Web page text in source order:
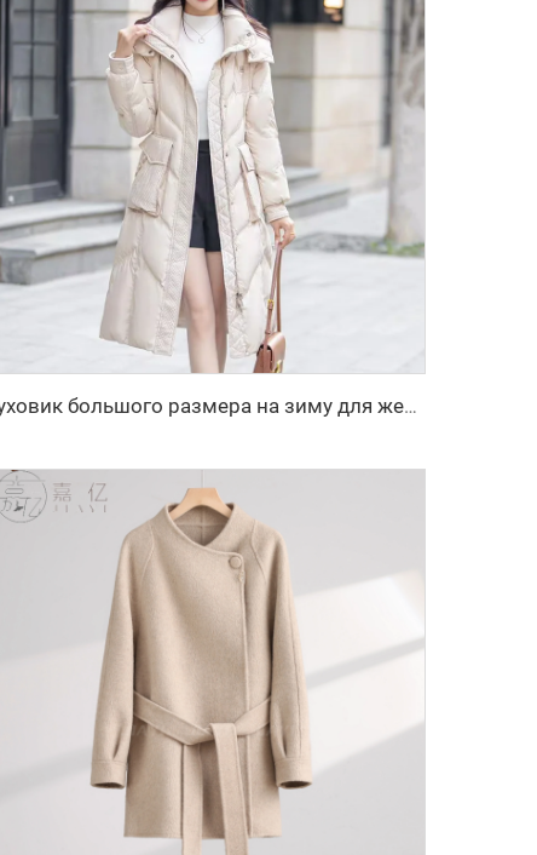
Пуховик большого размера на зиму для женщин, пальто-бомбер с пуфами, стёганое пальто с перьями, дизайнерский пуховик, парки